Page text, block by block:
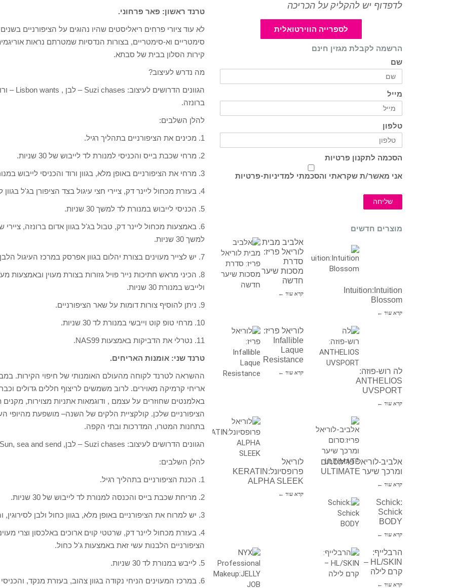
טרנד ראשון: פאר פרחוני.
לא עוד ציורי פרחים ריאליסטים שהיו נהוגים על הציפורניים
סימטריים וא-סימטריים, בצורות הנדסיות שמטרתם נראות
קירות הסלון בבית של סבתא.
מה נדרש לעיצוב?
ברונזה.
להלן השלבים:
1. מכינים את הציפורניים בתהליך רגיל.
2. מרחי שכבת בייס והכניסי למנורת לד לייבוש של 30 שניות.
3. מרחי את הציפורניים באופן מלא, בגוון ורוד והכניסי לייבוש במנורת לד למשך 30 שניות.
4. בעזרת מכחול ליינר דק, ציירי חצי עיגול בצד הציפורן בג'ל בגוון לבן, ומלאי את הפנים שלו באותו הגוון.
5. הכניסי לייבוש במנורת לד למשך 30 שניות.
6. באמצעות מכחול ליינר דק, טבול בג'ל בגוון אדום ברונזה,
למשך 30 שניות.
7. יש לצייר מעוינים בצורת יהלום בגוון אפרסק במרכז העיגול הלבן ולייבש במנורה חצי דקה.
8. הכיני מראש חתיכות נייר פויל גזורות בצורת מעוין
ולייבש במנורת 30 שניות.
9. ניתן להוסיף צורות דומות על שאר הציפורניים.
10. מרחי טופ קוט וייבשי במנורת לד 30 שניות.
11. נטרלי את הדביקות באמצעות NAS99.
טרנד שני: אומנות האריחים.
ההשראה לטרנד לקוחה מהעולם האומנותי של חיפוי הקירות.
אריחי קרמיקה מאוירים. לרוב משמשים לריצוף חללים גדולים
באלמנטים שחוזרים על עצמם , ודוגמאות אתניות מצוירות,
הציפורניים שלכן. קולקציית הלקים של השנה– מושפעת מהיופי
בתחנות המטרו, המדרכות ובתי הקפה.
הגוונים הדרושים לעיצוב: Suzi chases – לבן, Sun, sea and send – צהוב, Tile art to warm – כחול.
להלן השלבים:
1. הכנת הציפורניים בתהליך רגיל.
2. מריחת שכבת בייס והכנסה למנורת לד לייבוש של 30 שניות.
3. יש למרוח את הציפורניים באופן מלא, בגוון כחול ולבן לסירוגין, והכניסי לייבוש במנורת לד למשך 30 שניות.
4. בעזרת מכחול ליינר דק, שרטטי קוים ארוכים באלכסון וצרי
הציפורניים הלבנות עשי זאת באמצעות ג'ל כחול.
5. לייבש במנורת לד 30 שניות.
6. במרכז המעוינים הניחי נקודה בגוון צהוב, בעזרת מנקד, והכניסי למנורת לד לייבוש למשך 30 שניות.
לדפדוף יש להקליק על הכריכה
לספרייה הווירטואלית
הרשמה לקבלת מגזין חינם
שם
מייל
טלפון
הסכמה לתקנון פרטיות
אני מאשר/ת שקראתי והסכמתי למדיניות-פרטיות
שליחה
מוצרים חדשים
אלביב מבית
לוריאל פריז:
סדרת
מסכות שיער
חדשה
קרא עוד ←
Intuition:Intuition
Blossom
קרא עוד ←
לוריאל פריז:
Infallible
Laque
Resistance
קרא עוד ←
לה רוש-פוזה:
ANTHELIOS
UVSPORT
קרא עוד ←
לוריאל
פרופסיונל:KERATIN
ALPHA SLEEK
קרא עוד ←
אלביב-לוריאל פריז:סרום
ומרכך שיער ULTIMATE
קרא עוד ←
Schick:
Schick
BODY
קרא עוד ←
הרבלייף:
HL/SKIN –
קרם לילה
קרא עוד ←